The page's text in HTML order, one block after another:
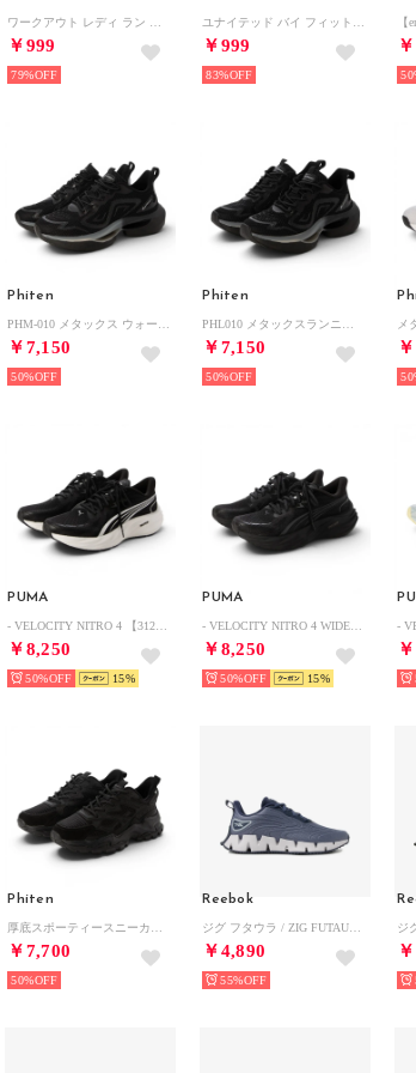
￥999
79%
￥999
83%
Phiten
￥7,150
50%
Phiten
￥7,150
50%
PUMA
￥8,250
50% 15
PUMA
￥8,250
50% 15
Phiten
￥7,700
50%
Reebok
￥4,890
55%